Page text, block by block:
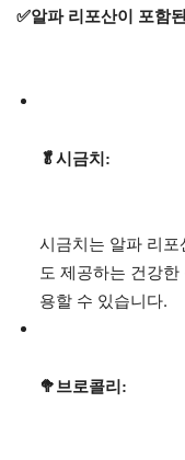
✅알파 리포산이 포함
🥬시금치:
시금치는 알파 리
도 제공하는 건강
용할 수 있습니다.
🥦브로콜리: